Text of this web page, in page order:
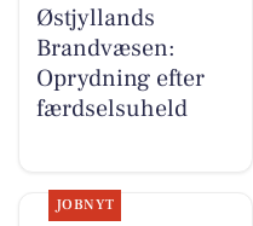
Østjyllands
Brandvæsen:
Oprydning efter
færdselsuheld
JOBNYT